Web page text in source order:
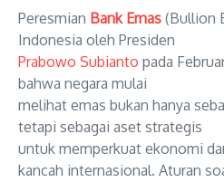
Peresmian Bank Emas (Bullion
Indonesia oleh Presiden
Prabowo Subianto pada
bahwa negara mulai
melihat emas bukan hanya
tetapi sebagai aset strategis
untuk memperkuat ekonomi
kancah internasional. Aturan